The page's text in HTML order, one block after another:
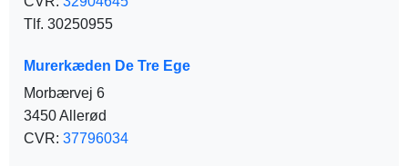
Tlf. 30250955
Murerkæden De Tre Ege
Morbærvej 6
3450 Allerød
CVR: 37796034